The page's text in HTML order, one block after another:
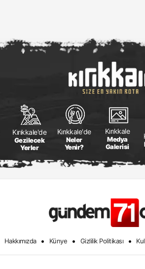
Kırıkkale'de
Gezilecek
Yerler
Kırıkkale'de
Neler
Yenir?
Kırıkkale
Medya
Galerisi
Hakkımızda • Künye • Gizlilik Politikası •